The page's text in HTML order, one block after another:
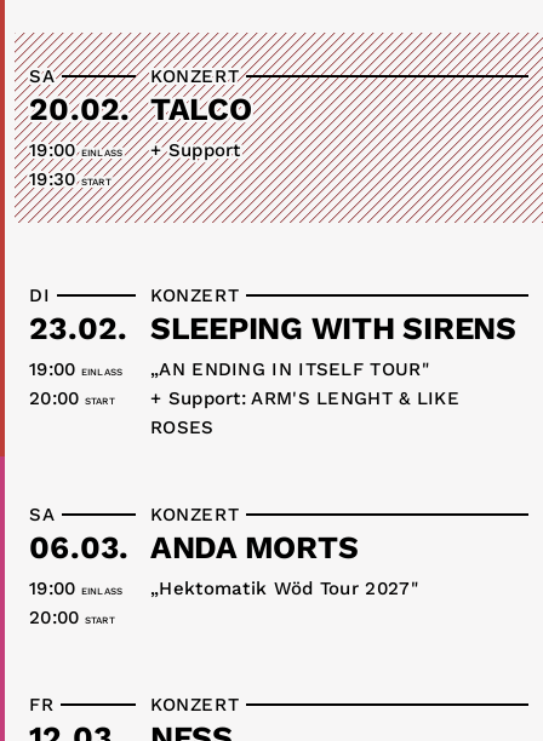
SA
20.02.
EINLASS
19:00
START
19:30
KONZERT
TALCO
+ Support
DI
23.02.
EINLASS
19:00
START
20:00
KONZERT
SLEEPING WITH SIRENS
„AN ENDING IN ITSELF TOUR"
+ Support: ARM'S LENGHT & LIKE
ROSES
SA
06.03.
EINLASS
19:00
START
20:00
KONZERT
ANDA MORTS
„Hektomatik Wöd Tour 2027"
FR KONZERT